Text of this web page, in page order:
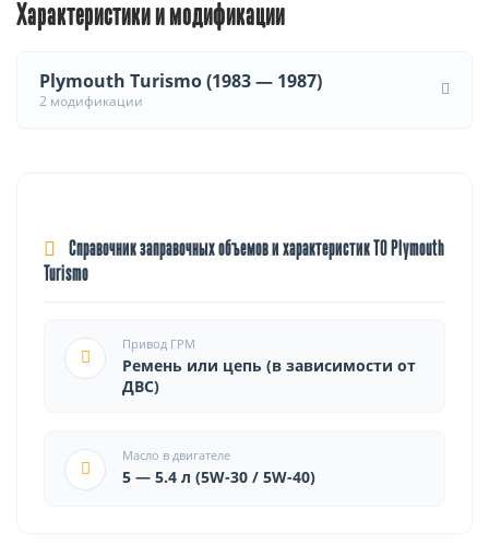
Характеристики и модификации
Plymouth Turismo (1983 — 1987)
2 модификации
Справочник заправочных объемов и характеристик ТО Plymouth
Turismo
Привод ГРМ
Ремень или цепь (в зависимости от
ДВС)
Масло в двигателе
5 — 5.4 л (5W-30 / 5W-40)